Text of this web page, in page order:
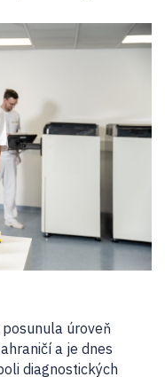
úroveň
a je dnes
diagnostických